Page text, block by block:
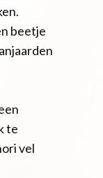
beetje
te
vel